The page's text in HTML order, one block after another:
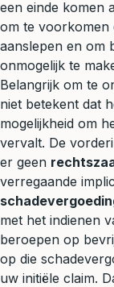
een einde komen
om te voorkomen
aanslepen en om
onmogelijk te
Belangrijk om te
niet betekent dat
mogelijkheid om
vervalt. De
er geen
verregaande
met het indienen
beroepen op
op die
uw initiële claim.